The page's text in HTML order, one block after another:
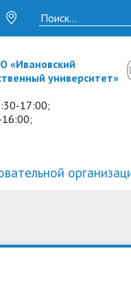
«Ивановский
университет»
17:00;
• Научные
• Разбор
• Иностранным
и
•